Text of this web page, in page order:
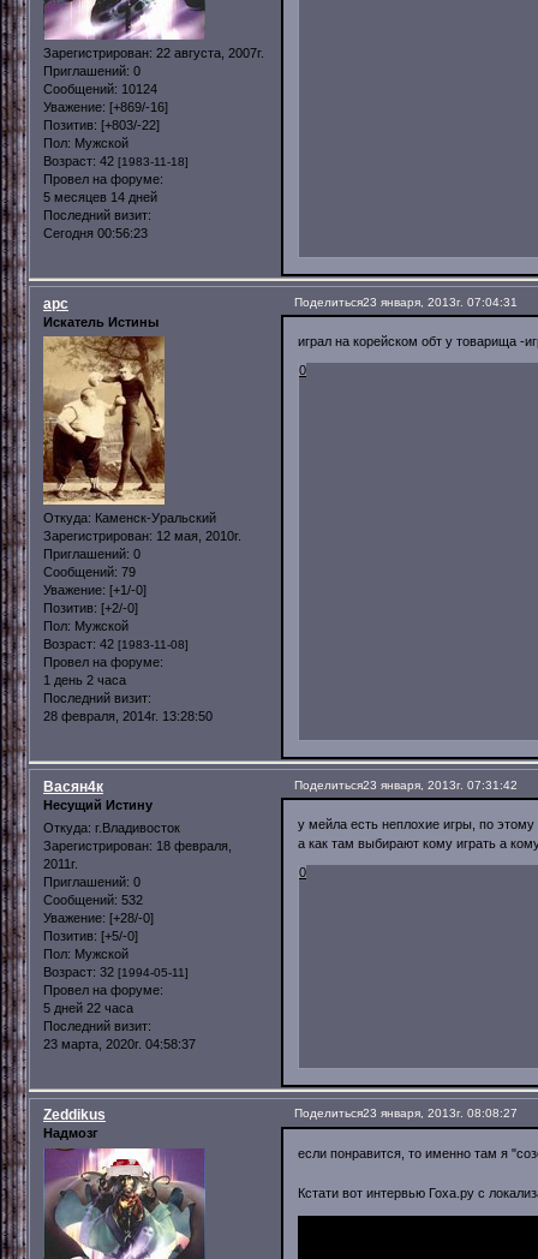
Зарегистрирован: 22 августа, 2007г.
Приглашений: 0
Сообщений: 10124
Уважение: [+869/-16]
Позитив: [+803/-22]
Пол: Мужской
Возраст: 42 [1983-11-18]
Провел на форуме:
5 месяцев 14 дней
Последний визит:
Сегодня 00:56:23
Поделиться23 января, 2013г. 07:04:31
арс
Искатель Истины
Откуда: Каменск-Уральский
Зарегистрирован: 12 мая, 2010г.
Приглашений: 0
Сообщений: 79
Уважение: [+1/-0]
Позитив: [+2/-0]
Пол: Мужской
Возраст: 42 [1983-11-08]
Провел на форуме:
1 день 2 часа
Последний визит:
28 февраля, 2014г. 13:28:50
играл на корейском обт у товарища -
0
Поделиться23 января, 2013г. 07:31:42
Васян4к
Несущий Истину
Откуда: г.Владивосток
Зарегистрирован: 18 февраля,
2011г.
Приглашений: 0
Сообщений: 532
Уважение: [+28/-0]
Позитив: [+5/-0]
Пол: Мужской
Возраст: 32 [1994-05-11]
Провел на форуме:
5 дней 22 часа
Последний визит:
23 марта, 2020г. 04:58:37
у мейла есть неплохие игры, по
а как там выбирают кому играть а
0
Поделиться23 января, 2013г. 08:08:27
Zeddikus
Надмозг
если понравится, то именно там я
Кстати вот интервью Гоха.ру с